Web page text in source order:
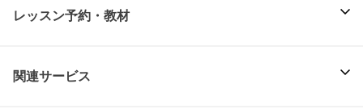
レッスン予約・教材
関連サービス